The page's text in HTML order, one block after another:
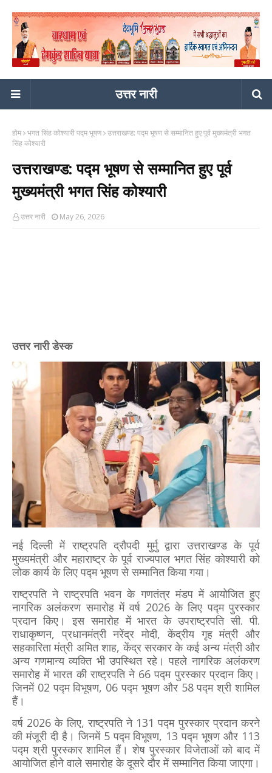
उत्तर नारी
होम भगत सिंह कोश्यारी पद्म भूषण उत्तराखण्ड: पद्म भूषण से सम्मानित हुए पूर्व मुख्यमंत्री भगत
सिंह कोश्यारी
उत्तराखण्ड: पद्म भूषण से सम्मानित हुए पूर्व
मुख्यमंत्री भगत सिंह कोश्यारी
उत्तर नारी May 26, 2026
उत्तर नारी डेस्क
नई दिल्ली में राष्ट्रपति द्रौपदी मुर्मु द्वारा उत्तराखण्ड के पूर्व
मुख्यमंत्री और महाराष्ट्र के पूर्व राज्यपाल भगत सिंह कोश्यारी को
लोक कार्य के लिए पद्म भूषण से सम्मानित किया गया।
राष्ट्रपति ने राष्ट्रपति भवन के गणतंत्र मंडप में आयोजित हुए
नागरिक अलंकरण समारोह में वर्ष 2026 के लिए पद्म पुरस्कार
प्रदान किए। इस समारोह में भारत के उपराष्ट्रपति सी. पी.
राधाकृष्णन, प्रधानमंत्री नरेंद्र मोदी, केंद्रीय गृह मंत्री और
सहकारिता मंत्री अमित शाह, केंद्र सरकार के कई अन्य मंत्री और
अन्य गणमान्य व्यक्ति भी उपस्थित रहे। पहले नागरिक अलंकरण
समारोह में भारत की राष्ट्रपति ने 66 पद्म पुरस्कार प्रदान किए।
जिनमें 02 पद्म विभूषण, 06 पद्म भूषण और 58 पद्म श्री शामिल
हैं।
वर्ष 2026 के लिए, राष्ट्रपति ने 131 पद्म पुरस्कार प्रदान करने
की मंजूरी दी है। जिनमें 5 पद्म विभूषण, 13 पद्म भूषण और 113
पद्म श्री पुरस्कार शामिल हैं। शेष पुरस्कार विजेताओं को बाद में
आयोजित होने वाले समारोह के दूसरे दौर में सम्मानित किया जाएगा।